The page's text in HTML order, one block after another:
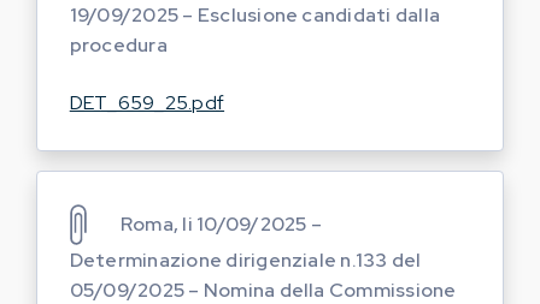
19/09/2025 – Esclusione candidati dalla
procedura
DET_659_25.pdf
Roma, li 10/09/2025 –
Determinazione dirigenziale n.133 del
05/09/2025 – Nomina della Commissione